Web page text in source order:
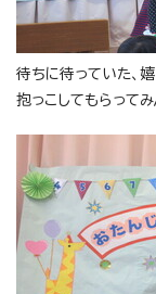
待ちに待っていた、
抱っこしてもらって